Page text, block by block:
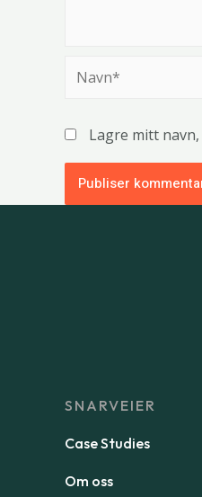
Lagre mitt
SNARVEIER
Case Studies
Om oss